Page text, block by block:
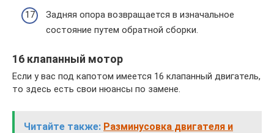
Задняя опора возвращается в изначальное
состояние путем обратной сборки.
16 клапанный мотор
Если у вас под капотом имеется 16 клапанный двигатель,
то здесь есть свои нюансы по замене.
Читайте также: Разминусовка двигателя и